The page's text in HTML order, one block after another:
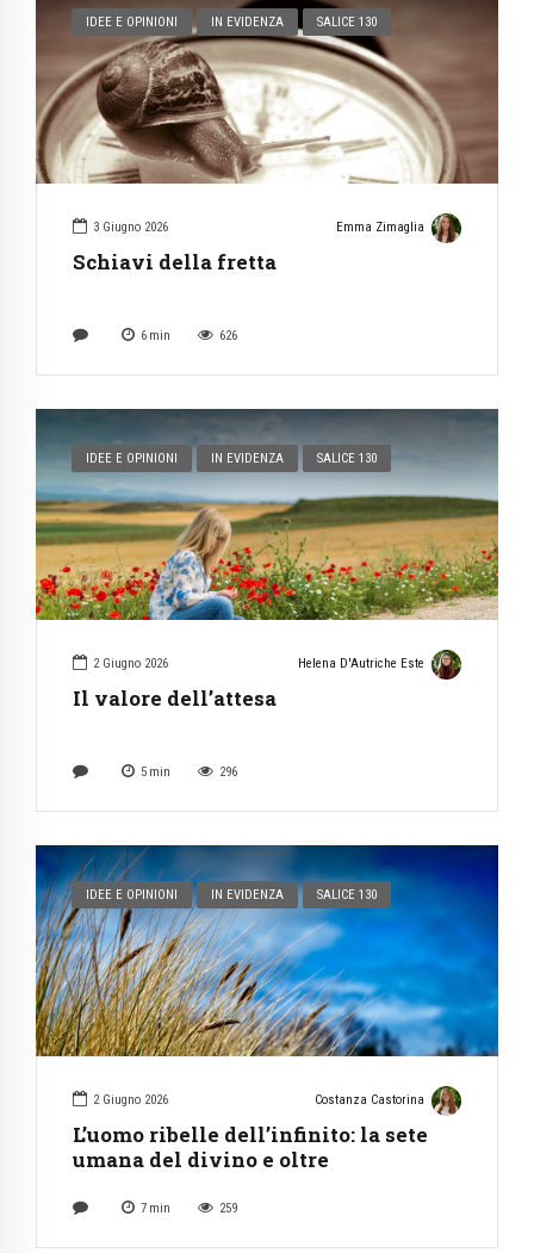
IDEE E OPINIONI IN EVIDENZA SALICE 130
3 Giugno 2026 Emma Zimaglia
Schiavi della fretta
6 min 626
IDEE E OPINIONI IN EVIDENZA SALICE 130
2 Giugno 2026 Helena D'Autriche Este
Il valore dell’attesa
5 min 296
IDEE E OPINIONI IN EVIDENZA SALICE 130
2 Giugno 2026 Costanza Castorina
L’uomo ribelle dell’infinito: la sete
umana del divino e oltre
7 min 259